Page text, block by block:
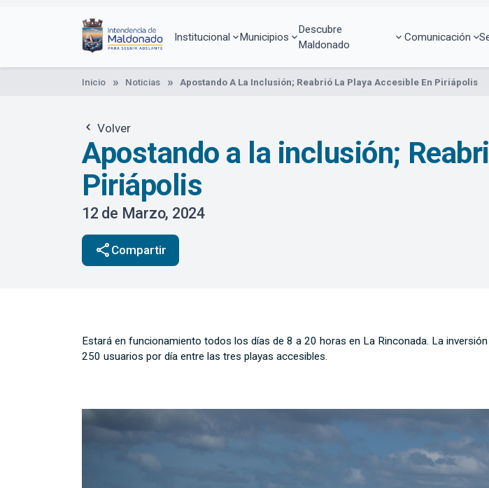
Institucional Municipios
Descubre
Maldonado
Comunicación
Inicio Noticias Apostando A La Inclusión; Reabrió La Playa Accesible En Piriápolis
Volver
Apostando a la inclusión;
Piriápolis
12 de Marzo, 2024
share Compartir
Estará en funcionamiento todos los días de 8 a 20 horas en La Rinconada. La
250 usuarios por día entre las tres playas accesibles.